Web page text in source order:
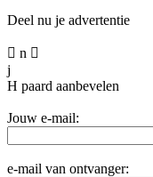
Deel nu je advertentie
 n 
j
H paard aanbevelen
Jouw e-mail:
e-mail van ontvanger: